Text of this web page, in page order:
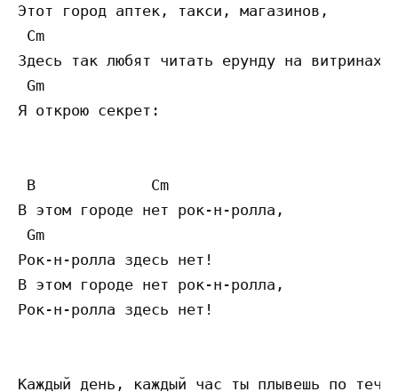
Этот город аптек, такси, магазинов,
Cm
Здесь так любят читать ерунду на витринах,
Gm
Я открою секрет:
B             Cm
В этом городе нет рок-н-ролла,
Gm
Рок-н-ролла здесь нет!
В этом городе нет рок-н-ролла,
Рок-н-ролла здесь нет!
Каждый день, каждый час ты плывешь по